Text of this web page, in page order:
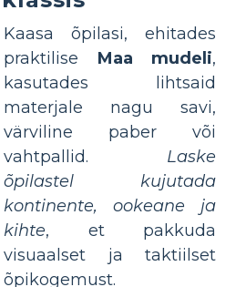
Kaasa õpilasi, ehitades
praktilise Maa mudeli,
kasutades lihtsaid
materjale nagu savi,
värviline paber või
vahtpallid. Laske
õpilastel kujutada
kontinente, ookeane ja
kihte, et pakkuda
visuaalset ja taktiilset
õpikogemust.